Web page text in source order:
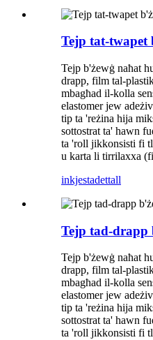
Tejp tat-twapet
Tejp b'żewġ naħat
drapp, film tal-
mbagħad il-kolla
elastomer jew
tip ta 'reżina hija
sottostrat ta' hawn
ta 'roll jikkonsisti fi
u karta li tirrilaxxa
inkjestadettall
Tejp tad-drapp
Tejp b'żewġ naħat
drapp, film tal-
mbagħad il-kolla
elastomer jew
tip ta 'reżina hija
sottostrat ta' hawn
ta 'roll jikkonsisti fi